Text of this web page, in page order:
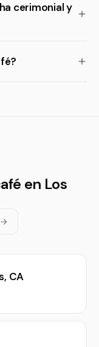
cerimonial y
en Los
CA